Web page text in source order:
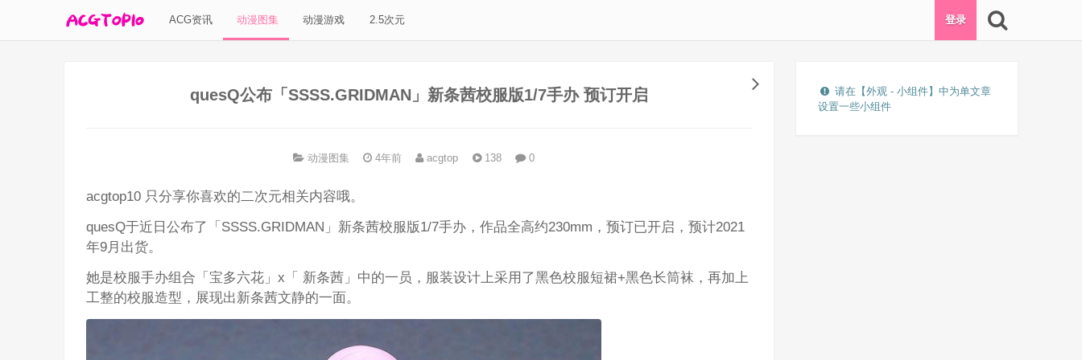
ACG资讯 动漫图集 动漫游戏 2.5次元 登录
quesQ公布「SSSS.GRIDMAN」新条茜校服版1/7手办 预订开启
动漫图集 4年前 acgtop 138 0
acgtop10 只分享你喜欢的二次元相关内容哦。
quesQ于近日公布了「SSSS.GRIDMAN」新条茜校服版1/7手办，作品全高约230mm，预订已开启，预计2021
年9月出货。
她是校服手办组合「宝多六花」x「 新条茜」中的一员，服装设计上采用了黑色校服短裙+黑色长筒袜，再加上
工整的校服造型，展现出新条茜文静的一面。
请在【外观 - 小组件】中为单文章
设置一些小组件